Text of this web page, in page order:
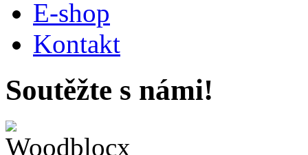
E-shop
Kontakt
Soutěžte s námi!